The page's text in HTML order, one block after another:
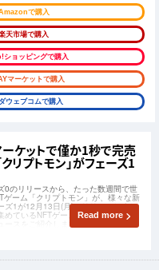
で購入
天市場で購入
ショッピングで購入
マーケットで購入
ウェブコムで購入
ケットで僅か1秒で完売
リプトモン」がフェーズ1
0のリリースから、たった数週間で世
ゲーム「クリプトモン」が、様々な新
ズ1が12月13日(月)にリリースしまし
ているNFTゲーム「クリプトモン」
Read more